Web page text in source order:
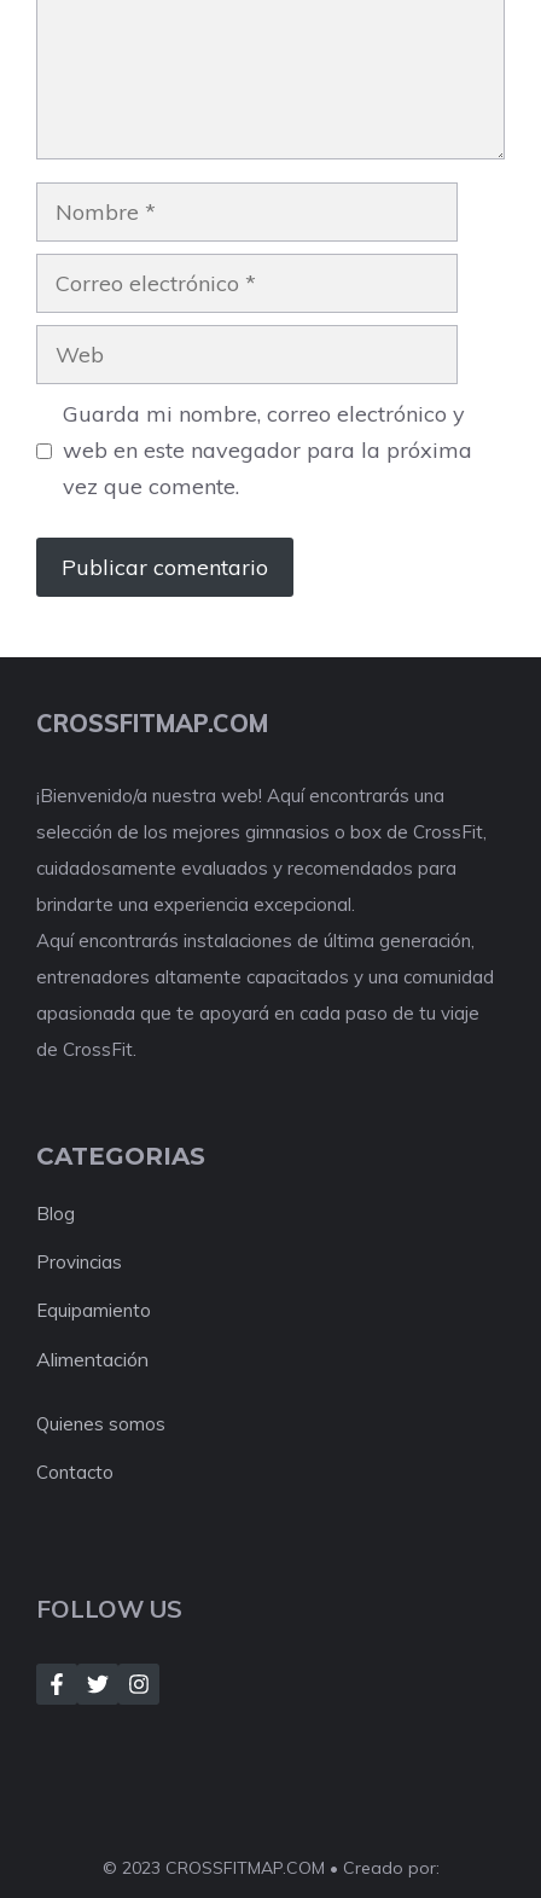
Nombre
Correo
electrónico
Web
Guarda mi nombre, correo electrónico y
web en este navegador para la próxima
vez que comente.
CROSSFITMAP.COM
¡Bienvenido/a nuestra web! Aquí encontrarás una
selección de los mejores gimnasios o box de CrossFit,
cuidadosamente evaluados y recomendados para
brindarte una experiencia excepcional.
Aquí encontrarás instalaciones de última generación,
entrenadores altamente capacitados y una comunidad
apasionada que te apoyará en cada paso de tu viaje
de CrossFit.
CATEGORIAS
Blog
Provincias
Equipamiento
Alimentación
Quienes somos
Contacto
FOLLOW US
© 2023 CROSSFITMAP.COM • Creado por: